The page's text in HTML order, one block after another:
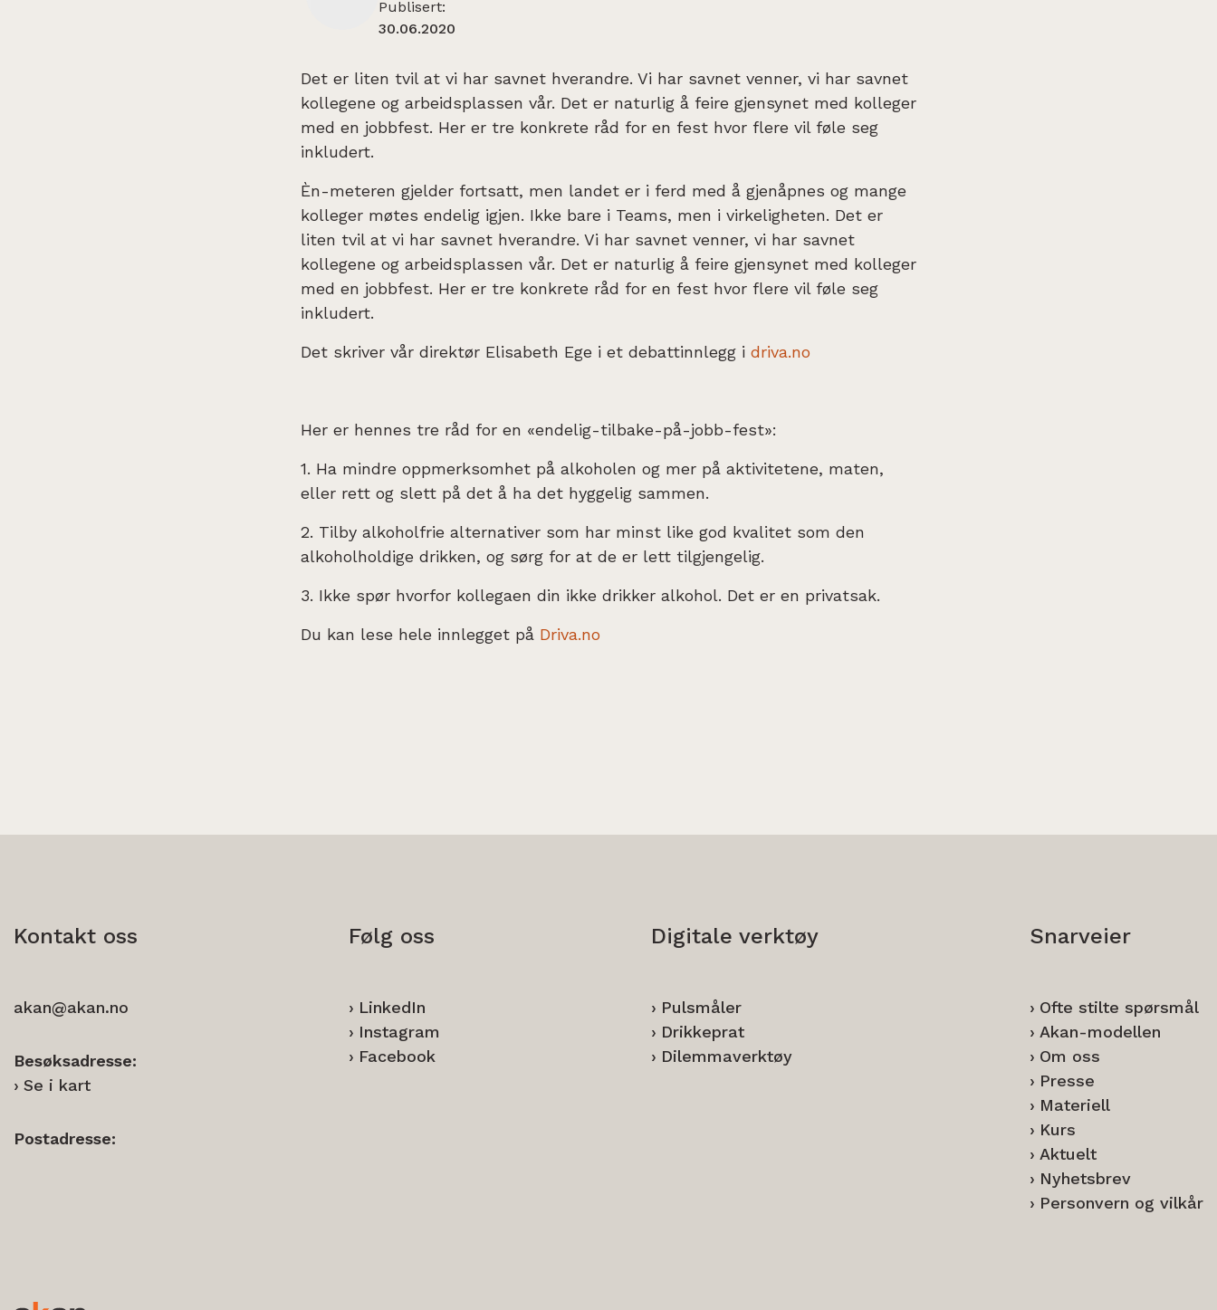
Publisert:
30.06.2020
Det er liten tvil at vi har savnet hverandre. Vi har savnet venner, vi har savnet
kollegene og arbeidsplassen vår. Det er naturlig å feire gjensynet med kolleger
med en jobbfest. Her er tre konkrete råd for en fest hvor flere vil føle seg
inkludert.
Èn-meteren gjelder fortsatt, men landet er i ferd med å gjenåpnes og mange
kolleger møtes endelig igjen. Ikke bare i Teams, men i virkeligheten. Det er
liten tvil at vi har savnet hverandre. Vi har savnet venner, vi har savnet
kollegene og arbeidsplassen vår. Det er naturlig å feire gjensynet med kolleger
med en jobbfest. Her er tre konkrete råd for en fest hvor flere vil føle seg
inkludert.
Det skriver vår direktør Elisabeth Ege i et debattinnlegg i driva.no
Her er hennes tre råd for en «endelig-tilbake-på-jobb-fest»:
1. Ha mindre oppmerksomhet på alkoholen og mer på aktivitetene, maten,
eller rett og slett på det å ha det hyggelig sammen.
2. Tilby alkoholfrie alternativer som har minst like god kvalitet som den
alkoholholdige drikken, og sørg for at de er lett tilgjengelig.
3. Ikke spør hvorfor kollegaen din ikke drikker alkohol. Det er en privatsak.
Du kan lese hele innlegget på Driva.no
Kontakt oss
akan@akan.no
Besøksadresse:
Se i kart
Postadresse:
Følg oss
LinkedIn
Instagram
Facebook
Digitale verktøy
Pulsmåler
Drikkeprat
Dilemmaverktøy
Snarveier
Ofte stilte spørsmål
Akan-modellen
Om oss
Presse
Materiell
Kurs
Aktuelt
Nyhetsbrev
Personvern og vilkår